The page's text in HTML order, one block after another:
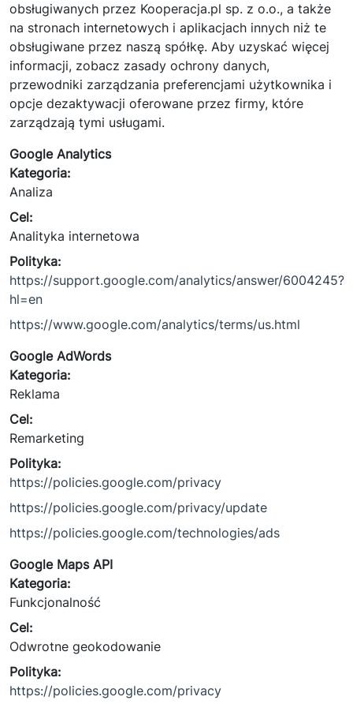
obsługiwanych przez Kooperacja.pl sp. z o.o., a także
na stronach internetowych i aplikacjach innych niż te
obsługiwane przez naszą spółkę. Aby uzyskać więcej
informacji, zobacz zasady ochrony danych,
przewodniki zarządzania preferencjami użytkownika i
opcje dezaktywacji oferowane przez firmy, które
zarządzają tymi usługami.
Google Analytics
Kategoria:
Analiza
Cel:
Analityka internetowa
Polityka:
https://support.google.com/analytics/answer/6004245?
hl=en
https://www.google.com/analytics/terms/us.html
Google AdWords
Kategoria:
Reklama
Cel:
Remarketing
Polityka:
https://policies.google.com/privacy
https://policies.google.com/privacy/update
https://policies.google.com/technologies/ads
Google Maps API
Kategoria:
Funkcjonalność
Cel:
Odwrotne geokodowanie
Polityka:
https://policies.google.com/privacy